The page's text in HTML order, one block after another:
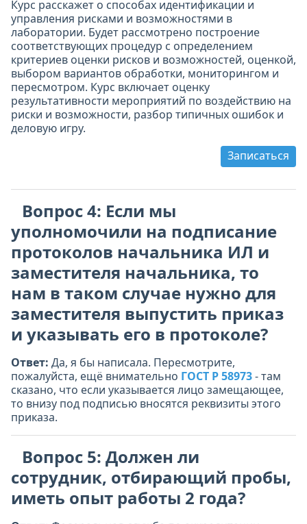
Курс расскажет о способах идентификации и
управления рисками и возможностями в
лаборатории. Будет рассмотрено построение
соответствующих процедур с определением
критериев оценки рисков и возможностей, оценкой,
выбором вариантов обработки, мониторингом и
пересмотром. Курс включает оценку
результативности мероприятий по воздействию на
риски и возможности, разбор типичных ошибок и
деловую игру.
Записаться
Вопрос 4: Если мы
уполномочили на подписание
протоколов начальника ИЛ и
заместителя начальника, то
нам в таком случае нужно для
заместителя выпустить приказ
и указывать его в протоколе?
Ответ: Да, я бы написала. Пересмотрите,
пожалуйста, ещё внимательно ГОСТ Р 58973- там
сказано, что если указывается лицо замещающее,
то внизу под подписью вносятся реквизиты этого
приказа.
Вопрос 5: Должен ли
сотрудник, отбирающий пробы,
иметь опыт работы 2 года?